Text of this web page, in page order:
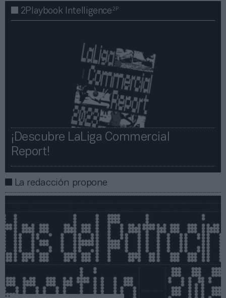
2Playbook Intelligence2P
¡Descubre LaLiga Commercial
Report!​​
La redacción propone